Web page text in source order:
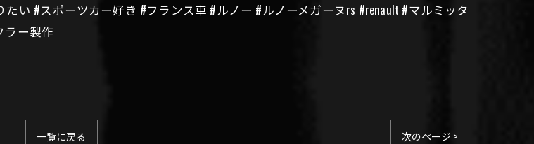
い #スポーツカー好き #フランス車 #ルノー #ルノーメガーヌrs #renault #マルミッタ
ラー製作
一覧に戻る 次のページ >